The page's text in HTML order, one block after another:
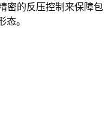
密的反压控制来保障包
。